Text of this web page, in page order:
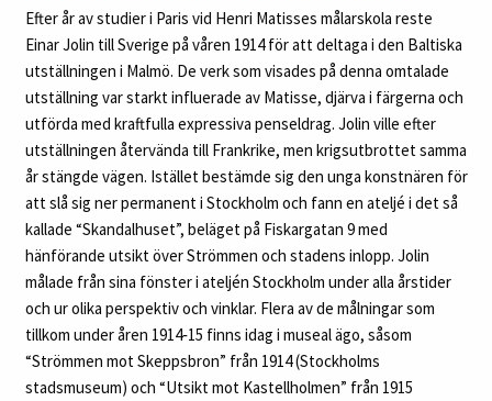
Efter år av studier i Paris vid Henri Matisses målarskola reste
Einar Jolin till Sverige på våren 1914 för att deltaga i den Baltiska
utställningen i Malmö. De verk som visades på denna omtalade
utställning var starkt influerade av Matisse, djärva i färgerna och
utförda med kraftfulla expressiva penseldrag. Jolin ville efter
utställningen återvända till Frankrike, men krigsutbrottet samma
år stängde vägen. Istället bestämde sig den unga konstnären för
att slå sig ner permanent i Stockholm och fann en ateljé i det så
kallade “Skandalhuset”, beläget på Fiskargatan 9 med
hänförande utsikt över Strömmen och stadens inlopp. Jolin
målade från sina fönster i ateljén Stockholm under alla årstider
och ur olika perspektiv och vinklar. Flera av de målningar som
tillkom under åren 1914‑15 finns idag i museal ägo, såsom
“Strömmen mot Skeppsbron” från 1914 (Stockholms
stadsmuseum) och “Utsikt mot Kastellholmen” från 1915